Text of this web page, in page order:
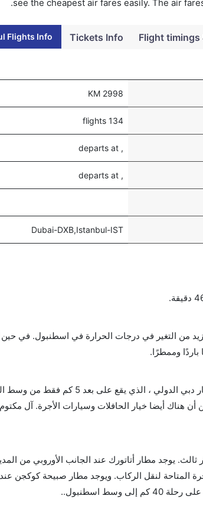
see the cheapest air fares easily. The air
Flights Info Tickets Info Flight timings
2998 KM
134 flights
, departs at
, departs at
Dubai-DXB,Istanbul-IST
من التغير في درجات الحرارة في اسطنبول. في
وممطرًا.
يوجد في دبي مطاران ، ومعظم رحلات المغادرة والقادم تتم في مطار دبي الدولي
أيضا خيار الحافلات وسيارات الأجرة. آل
يوجد مطار أتاتورك عند الجانب الأوروبي من
المتاحة لنقل الركاب. ويوجد مطار صبيحة كوكجن
اسطنبول..